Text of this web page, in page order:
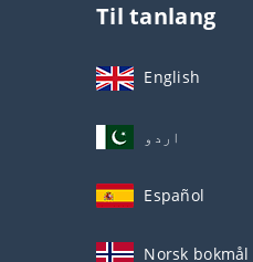
Til tanlang
English
اردو
Español
Norsk bokmål